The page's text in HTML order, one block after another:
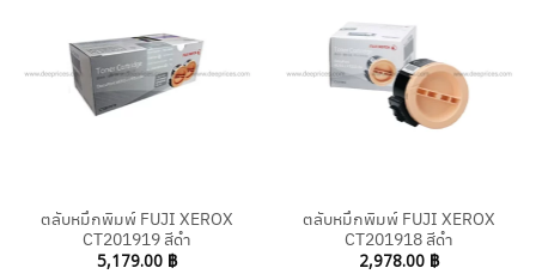
ตลับหมึกพิมพ์ FUJI XEROX
CT201919 สีดำ
5,179.00 ฿
ตลับหมึกพิมพ์ FUJI XEROX
CT201918 สีดำ
2,978.00 ฿